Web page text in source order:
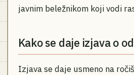
javnim beležnikom koji vodi
Kako se daje izjava o
Izjava se daje usmeno na